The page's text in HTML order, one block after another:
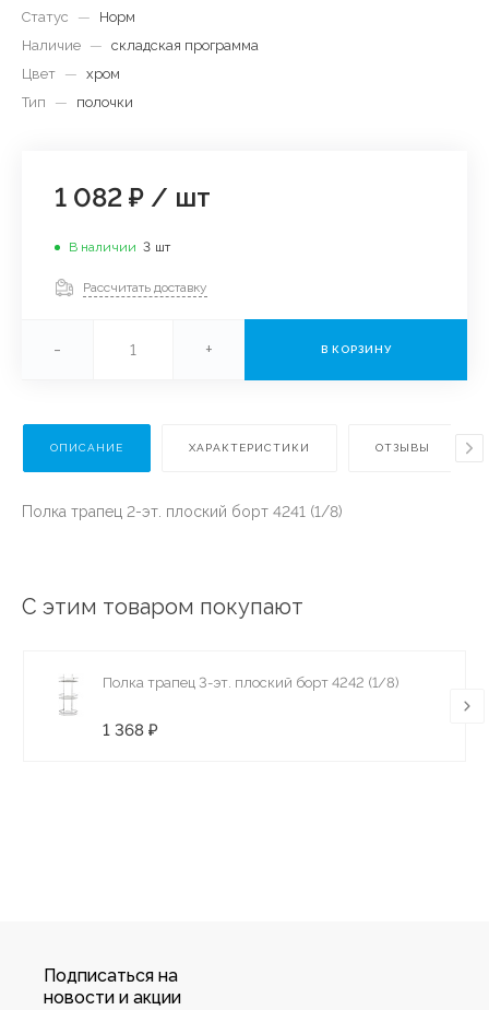
Статус
—
Норм
Наличие — складская программа
Цвет — хром
Тип
— полочки
1 082 ₽ / шт
В наличии 3 шт
Рассчитать доставку
- + В КОРЗИНУ
ОПИСАНИЕ ХАРАКТЕРИСТИКИ ОТЗЫВЫ
Полка трапец 2-эт. плоский борт 4241 (1/8)
С этим товаром покупают
Полка трапец 3-эт. плоский борт 4242 (1/8)
1 368 ₽
Подписаться на
новости и акции